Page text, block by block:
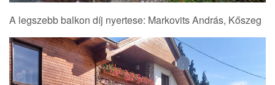
A legszebb balkon díj nyertese: Markovits András, Kőszeg